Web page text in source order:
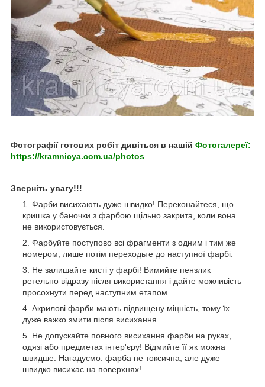
Фотографії готових робіт дивіться в нашій Фотогалереї:
https://kramnicya.com.ua/photos
Зверніть увагу!!!
Фарби висихають дуже швидко! Переконайтеся, що
кришка у баночки з фарбою щільно закрита, коли вона
не використовується.
Фарбуйте поступово всі фрагменти з одним і тим же
номером, лише потім переходьте до наступної фарбі.
Не залишайте кисті у фарбі! Вимийте пензлик
ретельно відразу після використання і дайте можливість
просохнути перед наступним етапом.
Акрилові фарби мають підвищену міцність, тому їх
дуже важко змити після висихання.
Не допускайте повного висихання фарби на руках,
одязі або предметах інтер'єру! Відмийте її як можна
швидше. Нагадуємо: фарба не токсична, але дуже
швидко висихає на поверхнях!